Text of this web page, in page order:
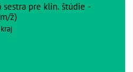
pre klin. štúdie -
ž)